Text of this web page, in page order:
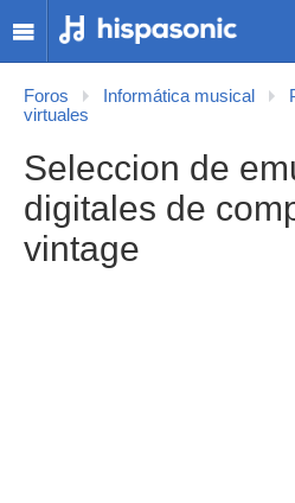
Foros Informática musical
virtuales
Seleccion de
digitales de
vintage